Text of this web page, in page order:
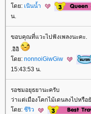
ดย: เนินน้ำ
น.
ขอบคุณที่แวะไปฟังเพลงนะคะ.
.อิอิ​
ดย: nonnoiGiwGiw
15:43:53 น.
รอชมอยุธยานะครับ
ว่าแต่เมืองโคกไม้เดนลงไปหรือ
ดย: ชีริว